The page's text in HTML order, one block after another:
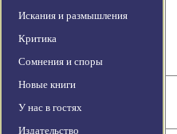
Искания и размышления
Критика
Сомнения и споры
Новые книги
У нас в гостях
Издательство